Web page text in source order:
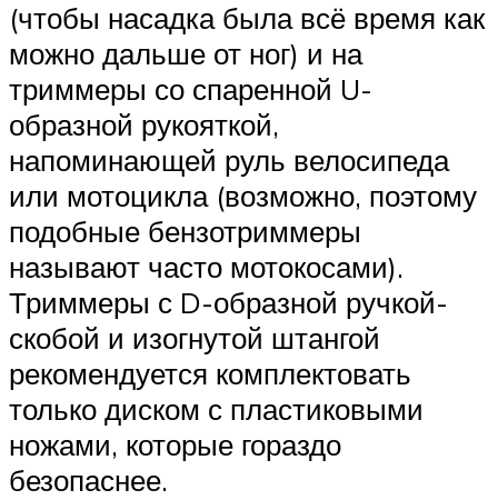
(чтобы насадка была всё время как
можно дальше от ног) и на
триммеры со спаренной U-
образной рукояткой,
напоминающей руль велосипеда
или мотоцикла (возможно, поэтому
подобные бензотриммеры
называют часто мотокосами).
Триммеры с D-образной ручкой-
скобой и изогнутой штангой
рекомендуется комплектовать
только диском с пластиковыми
ножами, которые гораздо
безопаснее.